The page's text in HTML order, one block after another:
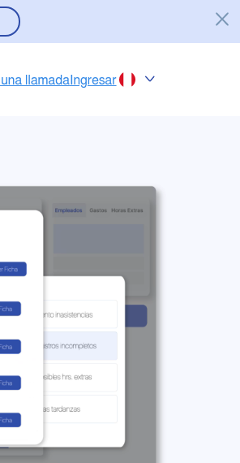
Perú
México